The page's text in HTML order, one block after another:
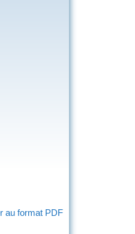
au format PDF